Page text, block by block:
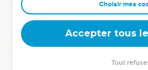
Quant au reste des actions de
n'est-ce pas écrit au livre des
Or, il y eut toujours guerre
Et Roboam s'endormit avec ses
Choisir mes
Accepter tous
Tout